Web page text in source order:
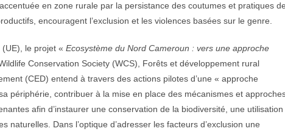
en zone rurale par la persistance des coutumes et pratiques de
encouragent l’exclusion et les violences basées sur le genre.
le projet « Ecosystème du Nord Cameroun : vers une approche
Conservation Society (WCS), Forêts et développement rural
(CED) entend à travers des actions pilotes d’une « approche
périphérie, contribuer à la mise en place des mécanismes et
afin d’instaurer une conservation de la biodiversité, une utilisation
Dans l’optique d’adresser les facteurs d’exclusion une